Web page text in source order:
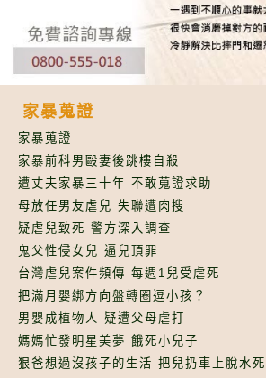
家暴蒐證
家暴蒐證
家暴前科男毆妻後跳樓自殺
遭丈夫家暴三十年 不敢蒐證求助
母放任男友虐兒 失聯遭肉搜
疑虐兒致死 警方深入調查
鬼父性侵女兒 逼兒頂罪
台灣虐兒案件頻傳 每週1兒受虐死
把滿月嬰綁方向盤轉圈逗小孩？
男嬰成植物人 疑遭父母虐打
媽媽忙發明星美夢 餓死小兒子
狠爸想過沒孩子的生活 把兒扔車上脫水死